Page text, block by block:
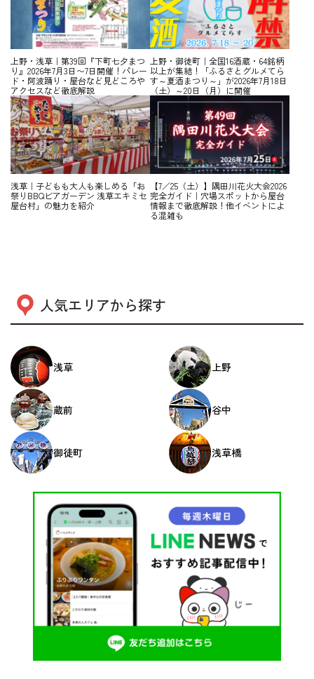
上野・浅草｜第39回『下町七夕まつ
り』2026年7月3日〜7日開催！パレー
ド・阿波踊り・屋台など見どころや
アクセスなど徹底解説
上野・御徒町｜全国16酒蔵・64銘柄
以上が集結！「ふるさとグルメてら
す～夏酒まつり～」が2026年7月18日
（土）～20日（月）に開催
浅草｜子どもも大人も楽しめる「お
祭りBBQビアガーデン 浅草エキミセ
屋台村」の魅力を紹介
【7／25（土）】隅田川花火大会2026
完全ガイド｜穴場スポットから屋台
情報まで徹底解説！他イベントによ
る混雑も
人気エリアから探す
浅草 上野
蔵前 谷中
御徒町 浅草橋